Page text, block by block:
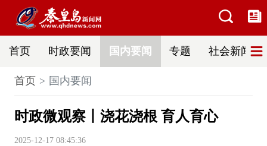
首页 时政要闻 国内要闻 专题 社会新闻
首页 国内要闻
时政微观察丨浇花浇根 育人育心
2025-12-17 08:45:36